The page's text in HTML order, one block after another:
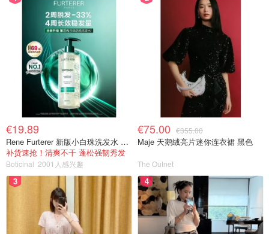
€19.89
Rene Furterer 新版小白珠洗发水 500ml
补货速抢！清爽不干 蓬松强韧秀发
Boticinal 2001人感兴趣
€75.00 €355.00
Maje 天鹅绒亮片迷你连衣裙 黑色
The Outnet
3 4